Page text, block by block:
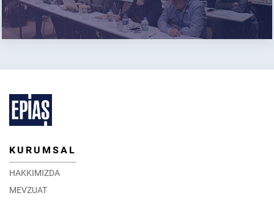
KURUMSAL
HAKKIMIZDA
MEVZUAT